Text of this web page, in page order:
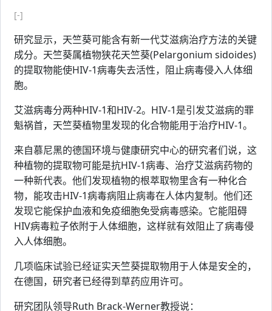
[-]
研究显示，天竺葵可能含有新一代艾滋病治疗方法的关键
成分。天竺葵属植物狭花天竺葵(Pelargonium sidoides)
的提取物能使HIV-1病毒失去活性，阻止病毒侵入人体细
胞。
艾滋病毒分两种HIV-1和HIV-2。HIV-1是引发艾滋病的罪
魁祸首，天竺葵植物里发现的化合物能用于治疗HIV-1。
来自慕尼黑的德国环境与健康研究中心的研究者们说，这
种植物的提取物可能是抗HIV-1病毒、治疗艾滋病药物的
一种新代表。他们发现植物的根萃取物里含有一种化合
物，能攻击HIV-1病毒病阻止病毒在人体内复制。他们还
发现它能保护血液和免疫细胞免受病毒感染。它能阻碍
HIV病毒粒子依附于人体细胞，这样就有效阻止了病毒侵
入人体细胞。
几项临床试验已经证实天竺葵提取物用于人体是安全的，
在德国，研究者已经得到草药应用许可。
研究团队领导Ruth Brack-Werner教授说：